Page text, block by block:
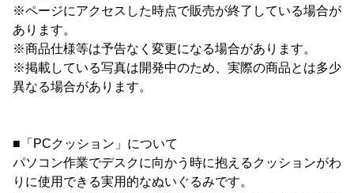
※ページにアクセスした時点で販売が終了している場合が
あります。
※商品仕様等は予告なく変更になる場合があります。
※掲載している写真は開発中のため、実際の商品とは多少
異なる場合があります。
■「PCクッション」について
パソコン作業でデスクに向かう時に抱えるクッションがわ
りに使用できる実用的なぬいぐるみです。